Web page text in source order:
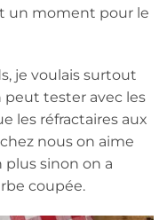
un moment pour le
je voulais surtout
peut tester avec les
les réfractaires aux
nous on aime
plus sinon on a
coupée.